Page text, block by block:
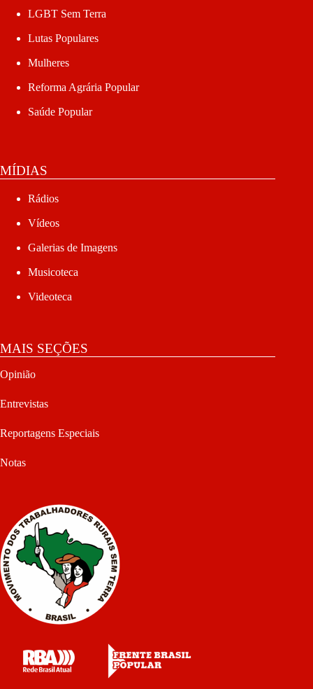
LGBT Sem Terra
Lutas Populares
Mulheres
Reforma Agrária Popular
Saúde Popular
MÍDIAS
Rádios
Vídeos
Galerias de Imagens
Musicoteca
Videoteca
MAIS SEÇÕES
Opinião
Entrevistas
Reportagens Especiais
Notas